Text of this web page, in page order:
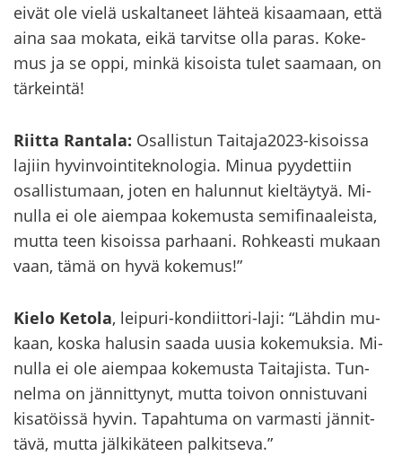
eivät ole vielä us­kal­ta­neet läh­teä ki­saa­maan, että
aina saa mo­ka­ta, eikä tar­vit­se olla paras. Ko­ke­
mus ja se oppi, minkä ki­sois­ta tulet saa­maan, on
tär­kein­tä!
Riit­ta Ran­ta­la: Osal­lis­tun Tai­ta­ja2023-​kisoissa
la­jiin hy­vin­voin­ti­tek­no­lo­gia. Minua pyy­det­tiin
osal­lis­tu­maan, joten en ha­lun­nut kiel­täy­tyä. Mi­
nul­la ei ole ai­em­paa ko­ke­mus­ta se­mi­fi­naa­leis­ta,
mutta teen ki­sois­sa par­haa­ni. Roh­keas­ti mu­kaan
vaan, tämä on hyvä ko­ke­mus!”
Kielo Ke­to­la, leipuri-​kondiittori-laji: “Läh­din mu­
kaan, koska ha­lusin saada uusia ko­ke­muk­sia. Mi­
nul­la ei ole ai­em­paa ko­ke­mus­ta Tai­ta­jis­ta. Tun­
nel­ma on jän­nit­ty­nyt, mutta toi­von on­nis­tu­va­ni
ki­sa­töis­sä hyvin. Ta­pah­tu­ma on var­mas­ti jän­nit­
tä­vä, mutta jäl­ki­kä­teen pal­kit­se­va.”